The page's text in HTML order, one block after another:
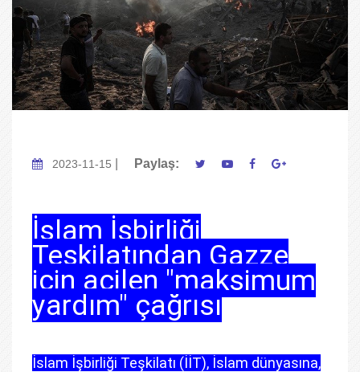
2023-11-15 Paylaş:
İslam İşbirliği
Teşkilatından Gazze
için acilen "maksimum
yardım" çağrısı
İslam İşbirliği Teşkilatı (İİT), İslam dünyasına,